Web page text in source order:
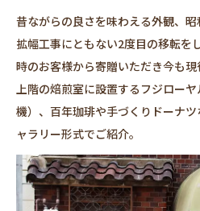
昔ながらの良さを味わえる外観、
拡幅工事にともない2度目の移転を
時のお客様から寄贈いただき今も
上階の焙煎室に設置するフジロー
機）、百年珈琲や手づくりドーナ
ャラリー形式でご紹介。